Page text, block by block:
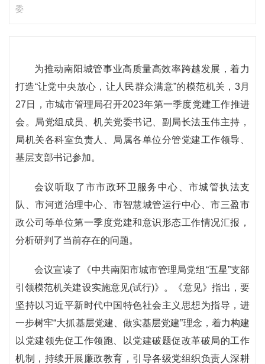
委
为推动南阳城管事业高质量高效率跨越发展，着力
打造“让党中央放心，让人民群众满意”的模范机关，3月
27日，市城市管理局召开2023年第一季度党建工作推进
会。局党组成员、机关党委书记、副局长法玉伟主持，
局机关各科室负责人、局属各单位分管党建工作领导、
基层支部书记参加。
会议听取了市市政环卫服务中心、市城管执法支
队、市河道治理中心、市智慧城管运行中心、市三盈市
政公司等单位第一季度党建和意识形态工作情况汇报，
分析研判了当前存在的问题。
会议宣读了《中共南阳市城市管理局党组“五星”支部
引领模范机关建设实施意见(试行)》。《意见》指出，要
坚持以习近平新时代中国特色社会主义思想为指导，进
一步树牢“大抓基层党建、做实基层党建”理念，着力构建
以党建领先促工作领跑、以党建破题促改革破局的工作
机制，持续开展廉政教育，引导各级党组织负责人深耕